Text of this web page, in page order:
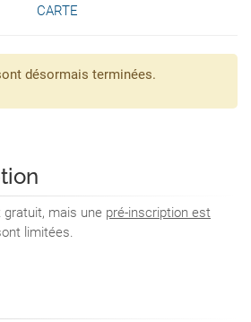
CARTE
désormais terminées.
gratuit, mais une pré-inscription est
limitées.